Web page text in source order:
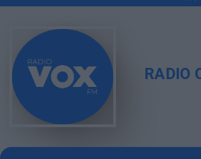
RADIO